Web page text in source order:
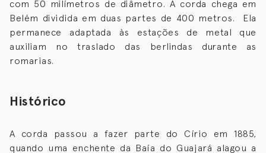
com 50 milímetros de diâmetro. A corda chega em
Belém dividida em duas partes de 400 metros. Ela
permanece adaptada às estações de metal que
auxiliam no traslado das berlindas durante as
romarias.
Histórico
A corda passou a fazer parte do Círio em 1885,
quando uma enchente da Baía do Guajará alagou a